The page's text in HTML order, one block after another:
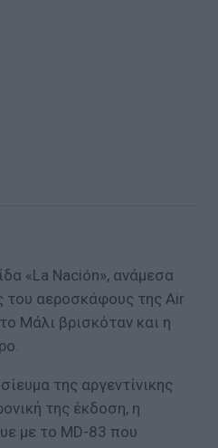
«La Nación», ανάμεσα
του αεροσκάφους της Air
Μάλι βρισκόταν και η
της αργεντίνικης
της έκδοση, η
με το MD-83 που